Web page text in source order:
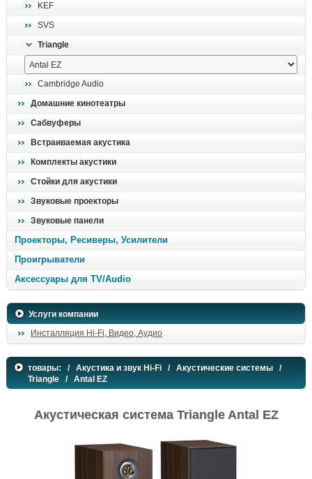
KEF
SVS
Triangle
Cambridge Audio
Домашние кинотеатры
Сабвуферы
Встраиваемая акустика
Комплекты акустики
Стойки для акустики
Звуковые проекторы
Звуковые панели
Проекторы, Ресиверы, Усилители
Проигрыватели
Аксессуары для TV/Audio
Услуги компании
Инсталляция Hi-Fi, Видео, Аудио
товары: / Акустика и звук Hi-Fi / Акустические системы /
Triangle / Antal EZ
Акустическая система Triangle Antal EZ